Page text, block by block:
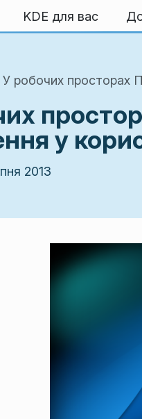
KDE для вас
У робочих просторах
у
2013